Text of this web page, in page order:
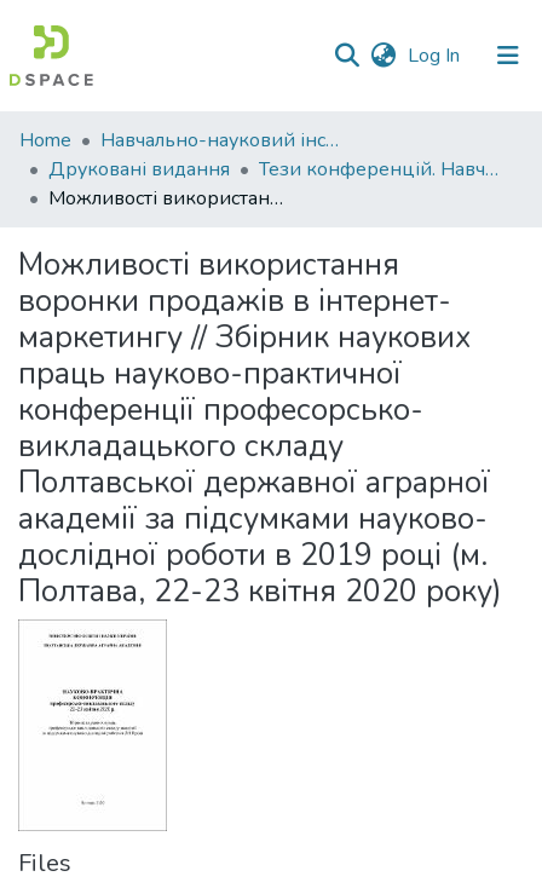
Log In (current)
Communities
&
Collections
Statistics
Home
Навчально-науковий інститут економіки, управління, права та інформаційних технологій
Друковані видання
Тези конференцій. Навчально-науковий інститут економіки, управління, права та інформаційних технологій
Можливості використання воронки продажів в інтернет-маркетингу // Збірник наукових праць науково-практичної конференції професорсько-викладацького складу Полтавської державної аграрної академії за підсумками науково-дослідної роботи в 2019 році (м. Полтава, 22-23 квітня 2020 року)
Можливості використання
воронки продажів в інтернет-
маркетингу // Збірник наукових
праць науково-практичної
конференції професорсько-
викладацького складу
Полтавської державної аграрної
академії за підсумками науково-
дослідної роботи в 2019 році (м.
Полтава, 22-23 квітня 2020 року)
Files